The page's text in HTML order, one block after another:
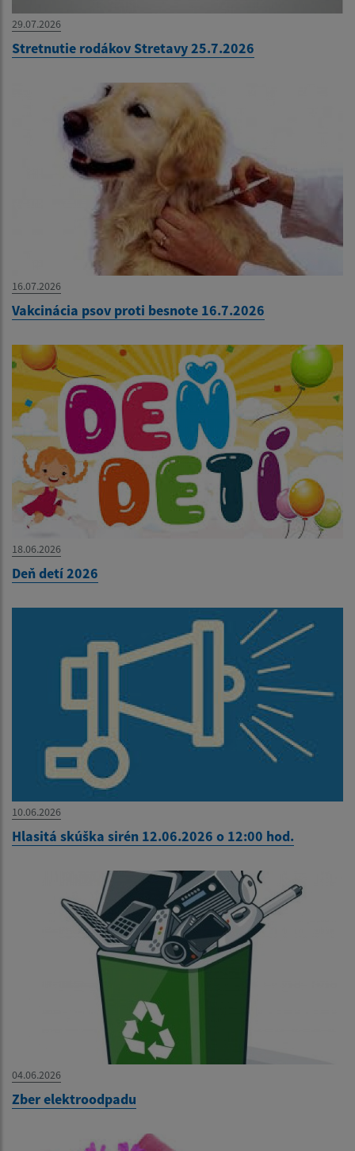
29.07.2026
Stretnutie rodákov Stretavy 25.7.2026
16.07.2026
Vakcinácia psov proti besnote 16.7.2026
18.06.2026
Deň detí 2026
10.06.2026
Hlasitá skúška sirén 12.06.2026 o 12:00 hod.
04.06.2026
Zber elektroodpadu